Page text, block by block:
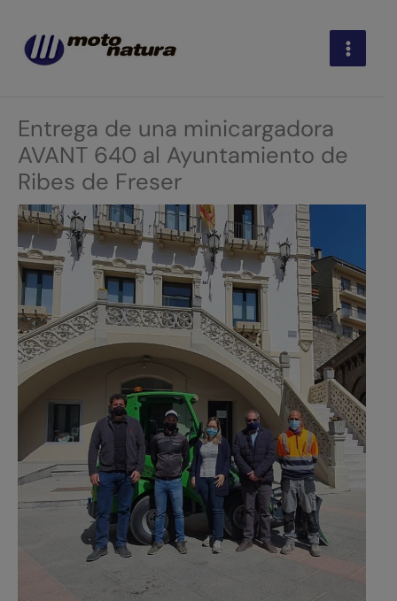
contenido
Entrega de una minicargadora
AVANT 640 al Ayuntamiento de
Ribes de Freser
v
o
s